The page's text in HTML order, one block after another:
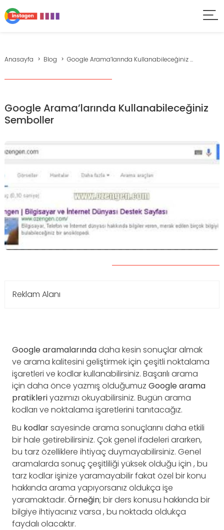
Anasayfa Blog Google Arama’larında Kullanabileceğiniz ...
Google Arama’larında Kullanabileceğiniz
Semboller
Reklam Alanı
Googlearamalarındadaha kesin sonuçlar almak
ve arama kalitesini geliştirmek için çeşitli noktalama
işaretleri ve kodlar kullanabilirsiniz. Başarılı arama
için daha önce yazmış olduğumuz Googlearama
pratikleriyazımızı okuyabilirsiniz. Bugün arama
kodları ve noktalama işaretlerini tanıtacağız.
Bu kodlarsayesinde arama sonuçlarını daha etkili
bir hale getirebilirsiniz. Çok genel ifadeleri ararken,
bu tarz özelliklere ihtiyaç duymayabilirsiniz. Genel
aramalarda sonuç çeşitliliği yüksek olduğu için , bu
tarz kodlar işinize yaramayabilir fakat özel bir konu
hakkında arama yapıyorsanız oldukça işe
yaramaktadır. Örneğin; bir ders konusu hakkında bir
bilgiye ihtiyacınız varsa , bu noktada oldukça
faydalı olacaktır.